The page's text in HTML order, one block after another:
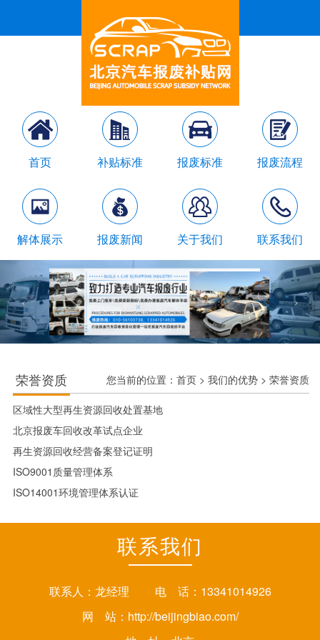
首页 补贴标准 报废标准 报废流程
解体展示 报废新闻 关于我们 联系我们
荣誉资质 您当前的位置： 首页 > 我们的优势 > 荣誉资质
区域性大型再生资源回收处置基地
北京报废车回收改革试点企业
再生资源回收经营备案登记证明
ISO9001质量管理体系
ISO14001环境管理体系认证
联系我们
联系人：龙经理 电 话：13341014926
网 站： http://beijingbiao.com/